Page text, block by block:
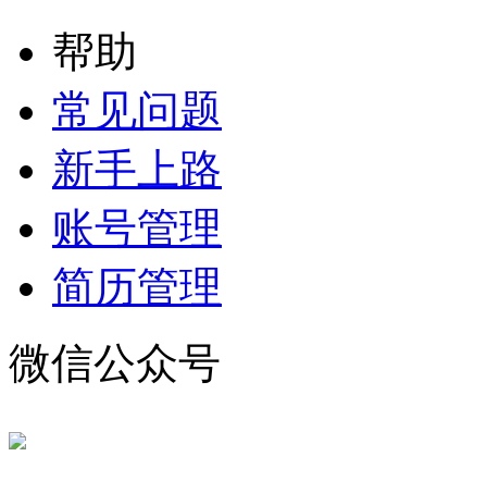
帮助
常见问题
新手上路
账号管理
简历管理
微信公众号